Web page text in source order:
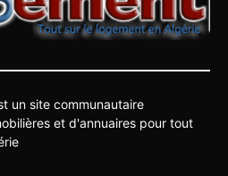
un site communautaire
et d'annuaires pour tout